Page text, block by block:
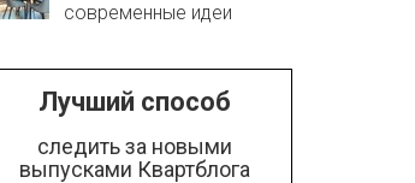
современные идеи
Лучший способ
следить за новыми
выпусками Квартблога